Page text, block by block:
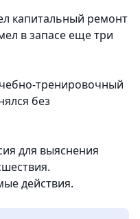
капитальный ремонт
в запасе еще три
тренировочный
без
для выяснения
действия.